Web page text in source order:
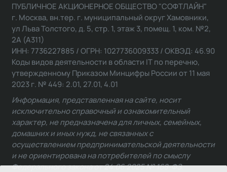
ПУБЛИЧНОЕ АКЦИОНЕРНОЕ ОБЩЕСТВО "СОФТЛАЙН"
г. Москва, вн.тер. г. муниципальный округ Хамовники,
ул Льва Толстого, д. 5, стр. 1, этаж 3, помещ. 1, ком. №2,
2А (А311)
ИНН: 7736227885 / ОГРН: 1027736009333 / ОКВЭД: 46.90
Коды видов деятельности в области IT по перечню,
утвержденному Приказом Минцифры России от 11 мая
2023 г. № 449: 2.01, 27.01, 4.01
Информация, представленная на сайте, носит
исключительно справочный и ознакомительный
характер, не предназначена для личных, семейных,
домашних и иных нужд, не связанных с
осуществлением предпринимательской деятельности
и не ориентирована на потребителей по смыслу
Федерального закона от 24.06.2025 № 168-ФЗ.